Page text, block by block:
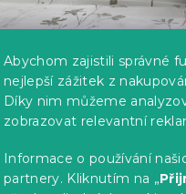
Abychom zajistili správné
nejlepší zážitek z
Díky nim můžeme
zobrazovat relevantní
Informace o používání
partnery. Kliknutím na „